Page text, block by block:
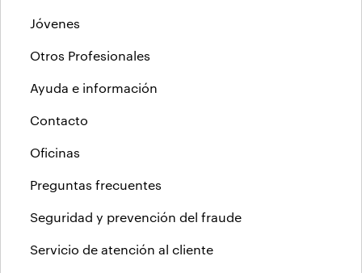
Jóvenes
Otros Profesionales
Ayuda e información
Contacto
Oficinas
Preguntas frecuentes
Seguridad y prevención del fraude
Servicio de atención al cliente